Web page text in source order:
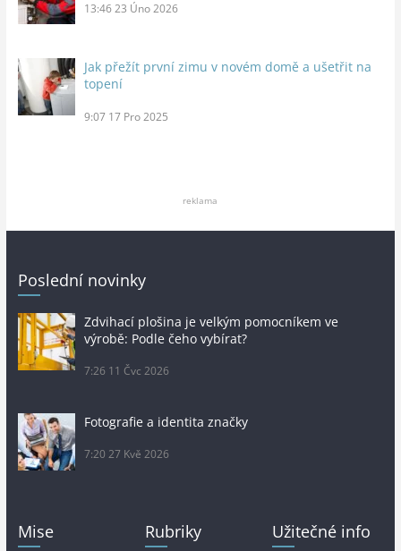
13:46 23 Úno 2026
Jak přežít první zimu v novém domě a ušetřit na
topení
9:07 17 Pro 2025
reklama
Poslední novinky
Zdvihací plošina je velkým pomocníkem ve
výrobě: Podle čeho vybírat?
7:26 11 Čvc 2026
Fotografie a identita značky
7:20 27 Kvě 2026
Mise Rubriky Užitečné info